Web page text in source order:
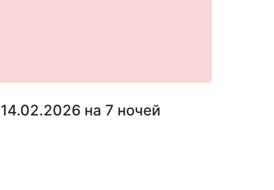
на 7 ночей